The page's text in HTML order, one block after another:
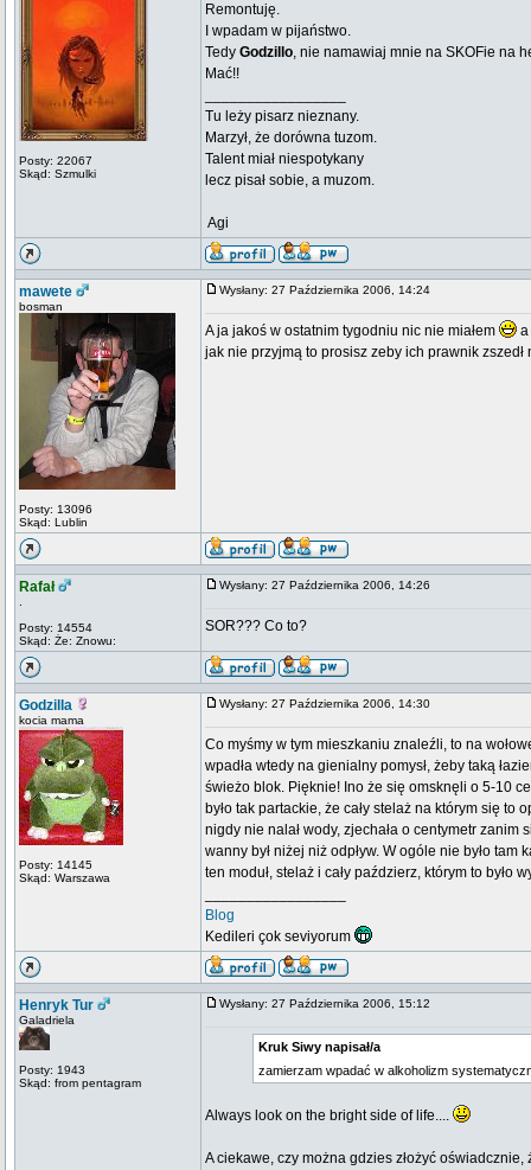
Posty: 22067
Skąd: Szmulki
Remontuję.
I wpadam w pijaństwo.
Tedy Godzillo, nie namawiaj mnie na SKOFie na
Mać!!
Tu leży pisarz nieznany.
Marzył, że dorówna tuzom.
Talent miał niespotykany
lecz pisał sobie, a muzom.
 Agi
mawete
bosman
Posty: 13096
Skąd: Lublin
Wysłany: 27 Października 2006, 14:24
A ja jakoś w ostatnim tygodniu nic nie miałem
a
jak nie przyjmą to prosisz zeby ich prawnik zszedł
Rafał
Posty: 14554
Skąd: Że: Znowu:
Wysłany: 27 Października 2006, 14:26
SOR??? Co to?
Godzilla
kocia mama
Posty: 14145
Skąd: Warszawa
Wysłany: 27 Października 2006, 14:30
Co myśmy w tym mieszkaniu znaleźli, to na
wpadła wtedy na gienialny pomysł, żeby taką
świeżo blok. Pięknie! Ino że się omsknęli o 5-10
było tak partackie, że cały stelaż na którym się to
nigdy nie nalał wody, zjechała o centymetr zanim
wanny był niżej niż odpływ. W ogóle nie było
ten moduł, stelaż i cały paździerz, którym to było
Blog
Kedileri çok seviyorum
Henryk Tur
Galadriela
Posty: 1943
Skąd: from pentagram
Wysłany: 27 Października 2006, 15:12
Kruk Siwy napisał/a
zamierzam wpadać w alkoholizm
Always look on the bright side of life....
A ciekawe, czy można gdzies złożyć